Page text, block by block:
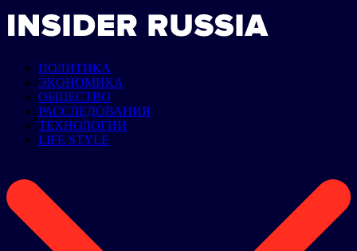
ПОЛИТИКА
ЭКОНОМИКА
ОБЩЕСТВО
РАССЛЕДОВАНИЯ
ТЕХНОЛОГИИ
LIFE STYLE